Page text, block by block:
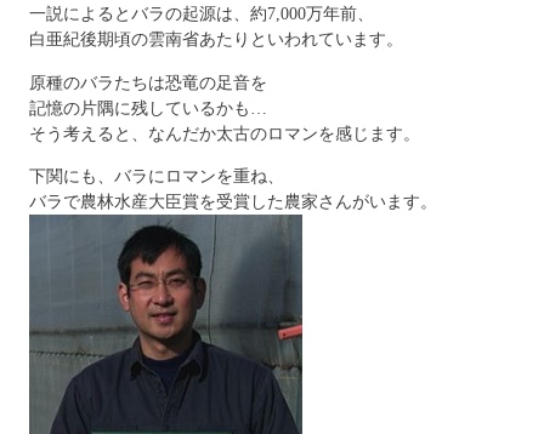
一説によるとバラの起源は、約7,000万年前、
白亜紀後期頃の雲南省あたりといわれています。
原種のバラたちは恐竜の足音を
記憶の片隅に残しているかも…
そう考えると、なんだか太古のロマンを感じます。
下関にも、バラにロマンを重ね、
バラで農林水産大臣賞を受賞した農家さんがいます。